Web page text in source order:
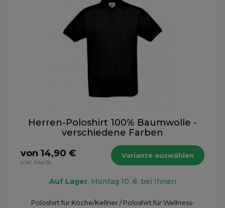
Herren-Poloshirt 100% Baumwolle -
verschiedene Farben
von 14,90 €
inkl. MwSt.
Variante auswählen
Auf Lager, Montag 10. 8. bei Ihnen
Poloshirt für Köche/Kellner / Poloshirt für Wellness-